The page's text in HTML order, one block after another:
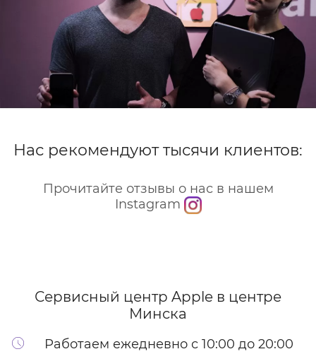
Нас рекомендуют тысячи клиентов:
Прочитайте отзывы о нас в нашем
Instagram
Сервисный центр Apple в центре
Минска
Работаем ежедневно с 10:00 до 20:00